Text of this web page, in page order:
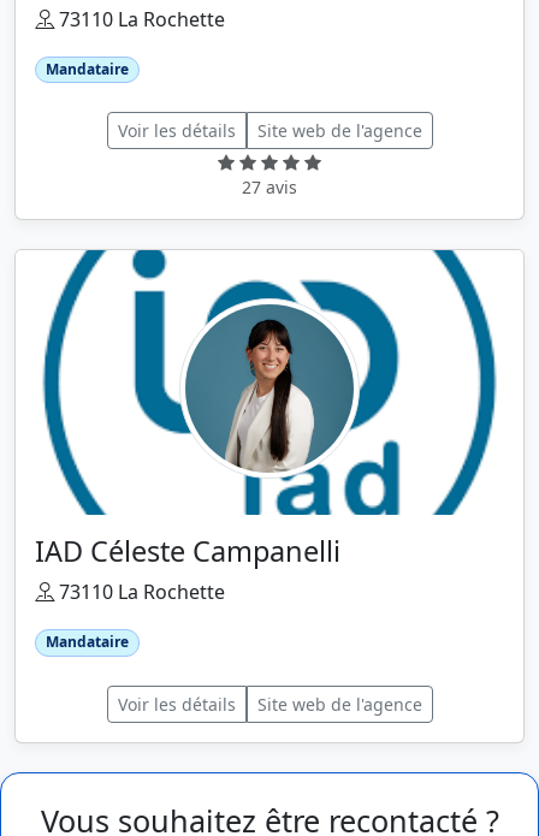
73110 La Rochette
Mandataire
Voir les détails Site web de l'agence
27 avis
IAD Céleste Campanelli
73110 La Rochette
Mandataire
Voir les détails Site web de l'agence
Vous souhaitez être recontacté ?